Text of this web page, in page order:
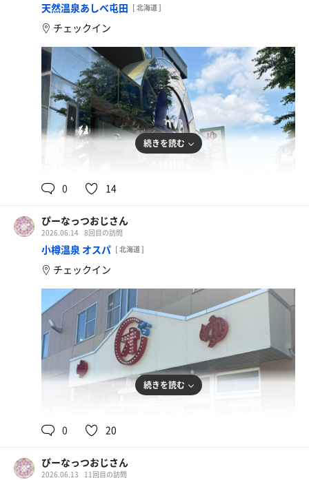
天然温泉あしべ屯田 [ 北海道 ]
チェックイン
続きを読む
0 14
ぴーなっつおじさん
2026.06.14 8回目の訪問
小樽温泉 オスパ [ 北海道 ]
チェックイン
続きを読む
0 20
ぴーなっつおじさん
2026.06.13 11回目の訪問